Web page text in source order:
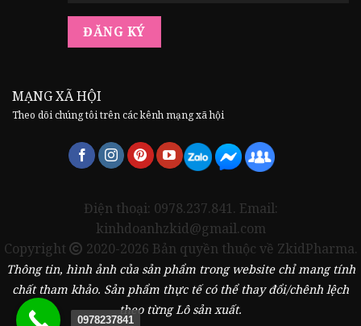
MẠNG XÃ HỘI
Theo dõi chúng tôi trên các kênh mạng xã hội
Điện thoại: 0978.237.841. Email:
kinhdoanhzkid@gmail.com
Copyright
2020-2026 Bản quyền thuộc về ZkidPharma.
Thông tin, hình ảnh của sản phẩm trong website chỉ mang tính
chất tham khảo. Sản phẩm thực tế có thể thay đổi/chênh lệch
theo từng Lô sản xuất.
0978237841